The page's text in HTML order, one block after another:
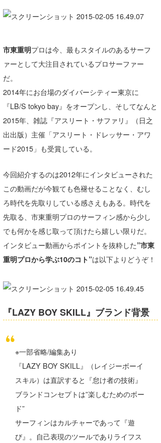
市東重明プロは今、最もスタイルのあるサーフ
ァーとして大注目されているプロサーファー
だ。
2014年にお台場のダイバーシティー東京に
『LB/S tokyo bay』をオープンし、そしてなんと
2015年、雑誌『アスリート・サファリ』（日之
出出版）主催「アスリート・ドレッサー・アワ
ード2015」も受賞している。
今回紹介するのは2012年にインタビューされた
この動画だが今観ても色褪せることなく、むし
ろ時代を先取りしている感さえもある。時代を
先取る、市東重明プロのサーフィン感から少し
でも何かを感じ取って頂けたら嬉しい限りだ。
インタビュー動画からポイントを抜粋した”市東
重明プロから学ぶ10のコト”は以下よりどうぞ！
『LAZY BOY SKILL』ブランド背景
※一部省略/編集あり
『LAZY BOY SKILL』（レイジーボーイ
スキル）は直訳すると『怠け者の技術』
ブランドコンセプトは”楽しむためのボー
ド”
サーフィンはカルチャーであって『遊
び』。自己表現のツールでありライフス
四国
サーファーズ
ライター/寄稿メディア
mitsuteru Kamio
Yasunari Inoue
Yoshiyuki Obata
arukasvision
CBA Films
熊谷素子
SURFMEDIA
Colors MAGAZINE
WAVAL
波伝説アンバサダー/プロライダー
福島寿実子
中浦“JET”章
嵯峨明日香
田原啓江
植村未来
大野”MAR”修聖
喜納海人
波伝説スタッフ
☆加藤
+☆maki☆+
chan-U
ECE
H
KID
KOBU
MIN
波伝説